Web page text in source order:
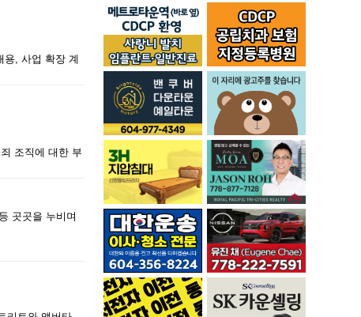
용, 사업 확장 계
조직에 대한 부
곳곳을 누비며